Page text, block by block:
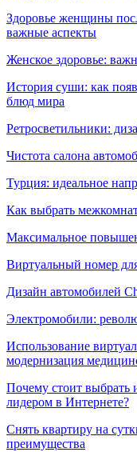
Здоровье женщины
важные аспекты
Женское здоровье:
История суши: как
блюд мира
Ретросветильники:
Чистота салона
Турция: идеальное
Как выбрать
Максимальное
Виртуальный номер
Дизайн автомобилей
Электромобили:
Использование
модернизация
Почему стоит выбрать
лидером в Интернете?
Снять квартиру на
преимущества